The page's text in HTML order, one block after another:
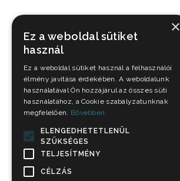
×
Ez a weboldal sütiket
használ
Ez a weboldal sütiket használ a felhasználói
élmény javítása érdekében. A weboldalunk
használatával Ön hozzájárul az összes süti
használatához, a Cookie szabályzatunknak
megfelelően. Bővebben
ELENGEDHETETLENÜL
SZÜKSÉGES
TELJESÍTMÉNY
CÉLZÁS